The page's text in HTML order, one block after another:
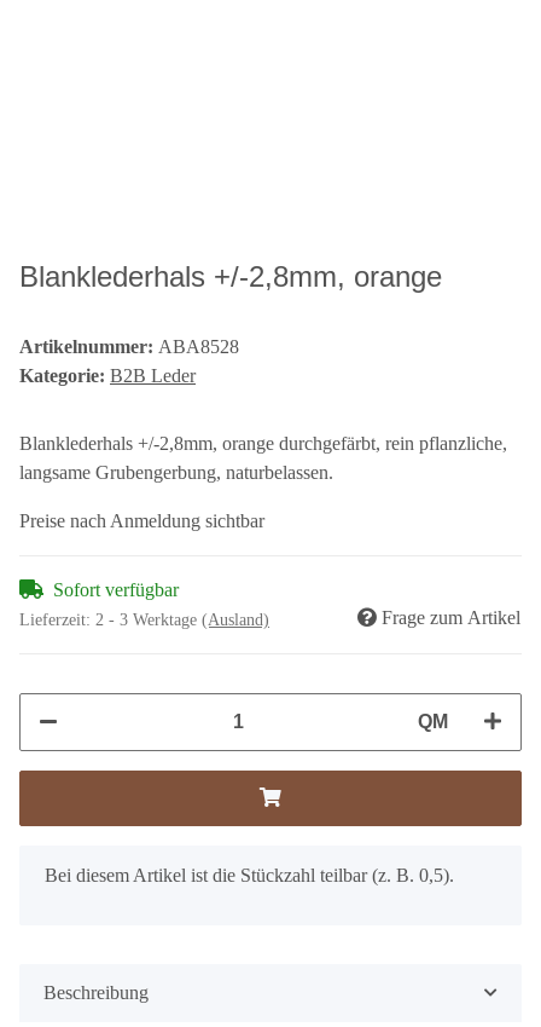
Blanklederhals +/-2,8mm, orange
Artikelnummer: ABA8528
Kategorie: B2B Leder
Blanklederhals +/-2,8mm, orange durchgefärbt, rein pflanzliche,
langsame Grubengerbung, naturbelassen.
Preise nach Anmeldung sichtbar
Sofort verfügbar
Lieferzeit: 2 - 3 Werktage (Ausland) Frage zum Artikel
QM
x
Bei diesem Artikel ist die Stückzahl teilbar (z. B. 0,5).
Beschreibung